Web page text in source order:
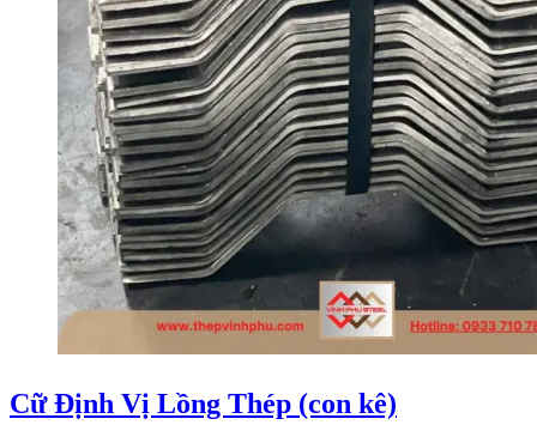
Cữ Định Vị Lồng Thép (con kê)